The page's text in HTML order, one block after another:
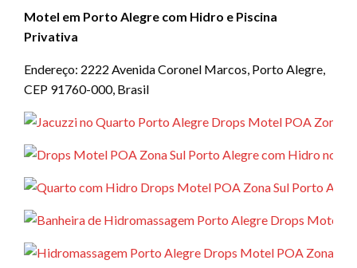
Motel em Porto Alegre com Hidro e Piscina
Privativa
Endereço: 2222 Avenida Coronel Marcos, Porto Alegre,
CEP 91760-000, Brasil